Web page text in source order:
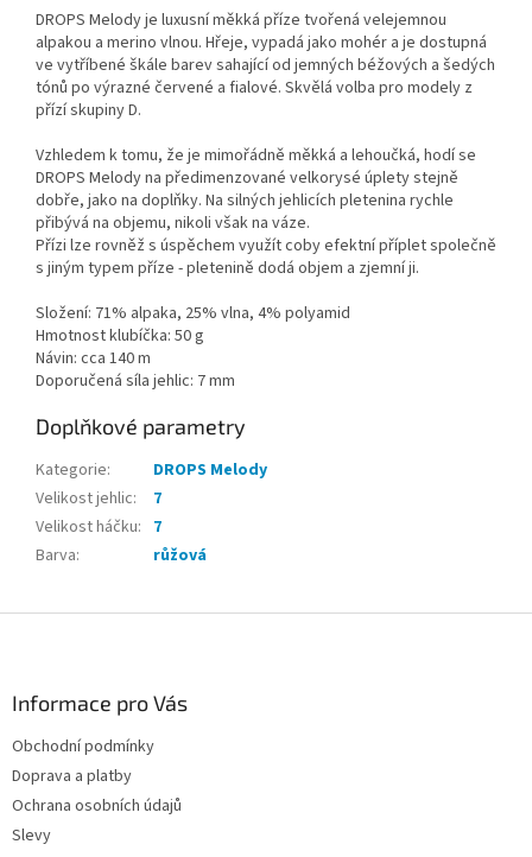
DROPS Melody je luxusní měkká příze tvořená velejemnou
alpakou a merino vlnou. Hřeje, vypadá jako mohér a je dostupná
ve vytříbené škále barev sahající od jemných béžových a šedých
tónů po výrazné červené a fialové. Skvělá volba pro modely z
přízí skupiny D.
Vzhledem k tomu, že je mimořádně měkká a lehoučká, hodí se
DROPS Melody na předimenzované velkorysé úplety stejně
dobře, jako na doplňky. Na silných jehlicích pletenina rychle
přibývá na objemu, nikoli však na váze.
Přízi lze rovněž s úspěchem využít coby efektní příplet společně
s jiným typem příze - pletenině dodá objem a zjemní ji.
Složení: 71% alpaka, 25% vlna, 4% polyamid
Hmotnost klubíčka: 50 g
Návin: cca 140 m
Doporučená síla jehlic: 7 mm
Doplňkové parametry
Kategorie:
DROPS Melody
Velikost jehlic:
7
Velikost háčku: 7
Barva: růžová
Informace pro Vás
Obchodní podmínky
Doprava a platby
Ochrana osobních údajů
Slevy